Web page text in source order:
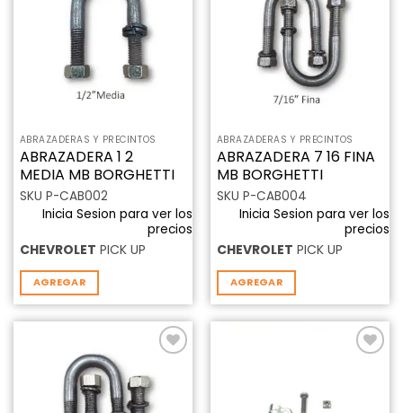
deseos
ABRAZADERAS Y PRECINTOS
ABRAZADERA 1 2
MEDIA MB BORGHETTI
SKU P-CAB002
Inicia Sesion para ver los
precios
CHEVROLET PICK UP
AGREGAR
lista de
ABRAZADERAS Y PRECINTOS
ABRAZADERA 7 16 FINA
MB BORGHETTI
SKU P-CAB004
Inicia Sesion para ver los
precios
CHEVROLET PICK UP
AGREGAR
a la
lista de
deseos